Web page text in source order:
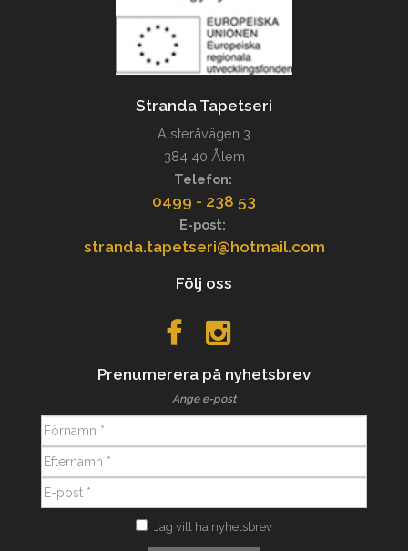
Stranda Tapetseri
Alsteråvägen 3
384 40 Ålem
Telefon:
0499 - 238 53
E-post:
stranda.tapetseri@hotmail.com
Följ oss
Prenumerera på nyhetsbrev
Ange e-post
Jag vill ha nyhetsbrev